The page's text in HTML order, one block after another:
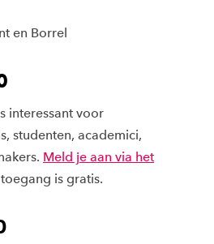
en Borrel
interessant voor
studenten, academici,
Meld je aan via het
is gratis.